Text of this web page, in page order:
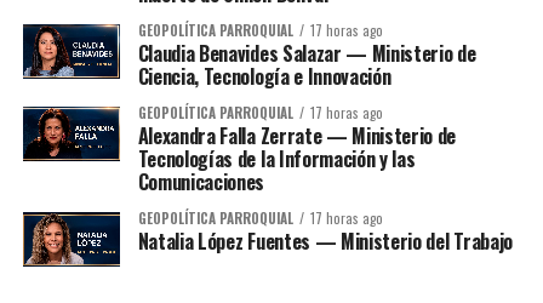
GEOPOLÍTICA PARROQUIAL 17 horas ago
Claudia Benavides Salazar — Ministerio de
Ciencia, Tecnología e Innovación
GEOPOLÍTICA PARROQUIAL 17 horas ago
Alexandra Falla Zerrate — Ministerio de
Tecnologías de la Información y las
Comunicaciones
GEOPOLÍTICA PARROQUIAL 17 horas ago
Natalia López Fuentes — Ministerio del Trabajo